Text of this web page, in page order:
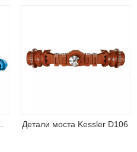
Детали моста Kessler D106